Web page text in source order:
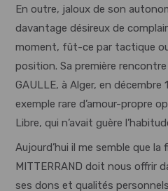
En outre, jaloux de son
davantage désireux de
moment, fût-ce par tactique
position. Sa première
GAULLE, à Alger, en
exemple rare d’amour-propre
Libre, qui n’avait guère
Aujourd’hui il me semble que la
MITTERRAND doit nous offrir
ses dons et qualités